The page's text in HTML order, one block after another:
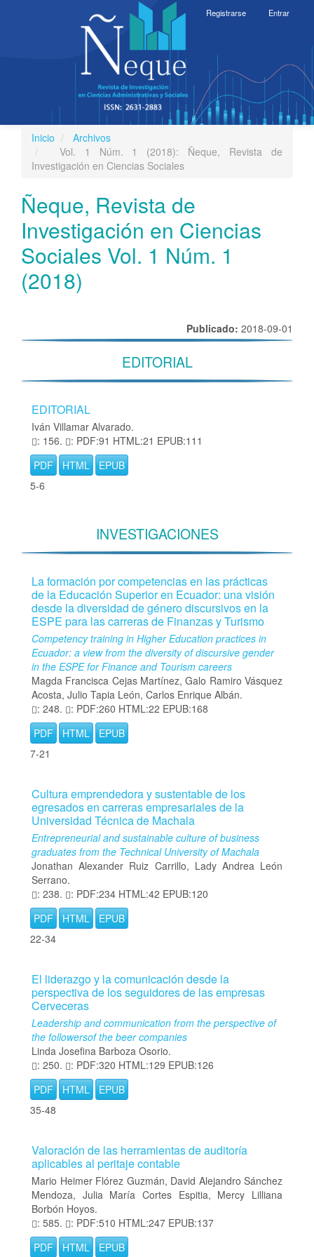
Registrarse Entrar
Inicio
Archivos
Vol. 1 Núm. 1 (2018): Ñeque, Revista de
Investigación en Ciencias Sociales
Ñeque, Revista de
Investigación en Ciencias
Sociales Vol. 1 Núm. 1
(2018)
Publicado: 2018-09-01
EDITORIAL
EDITORIAL
Iván Villamar Alvarado.
: 156.
: PDF:91 HTML:21 EPUB:111
PDF
HTML
EPUB
5-6
INVESTIGACIONES
La formación por competencias en las prácticas
de la Educación Superior en Ecuador: una visión
desde la diversidad de género discursivos en la
ESPE para las carreras de Finanzas y Turismo
Competency training in Higher Education practices in
Ecuador: a view from the diversity of discursive gender
in the ESPE for Finance and Tourism careers
Magda Francisca Cejas Martínez, Galo Ramiro Vásquez
Acosta, Julio Tapia León, Carlos Enrique Albán.
: 248.
: PDF:260 HTML:22 EPUB:168
PDF
HTML
EPUB
7-21
Cultura emprendedora y sustentable de los
egresados en carreras empresariales de la
Universidad Técnica de Machala
Entrepreneurial and sustainable culture of business
graduates from the Technical University of Machala
Jonathan Alexander Ruiz Carrillo, Lady Andrea León
Serrano.
: 238.
: PDF:234 HTML:42 EPUB:120
PDF
HTML
EPUB
22-34
El liderazgo y la comunicación desde la
perspectiva de los seguidores de las empresas
Cerveceras
Leadership and communication from the perspective of
the followersof the beer companies
Linda Josefina Barboza Osorio.
: 250.
: PDF:320 HTML:129 EPUB:126
PDF
HTML
EPUB
35-48
Valoración de las herramientas de auditoría
aplicables al peritaje contable
Mario Heimer Flórez Guzmán, David Alejandro Sánchez
Mendoza, Julia María Cortes Espitia, Mercy Lilliana
Borbón Hoyos.
: 585.
: PDF:510 HTML:247 EPUB:137
PDF
HTML EPUB